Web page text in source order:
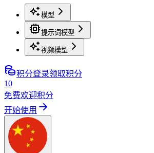
模型
提示词模型
视频模型
积分登录领取积分
10
免费欢迎积分
开始使用